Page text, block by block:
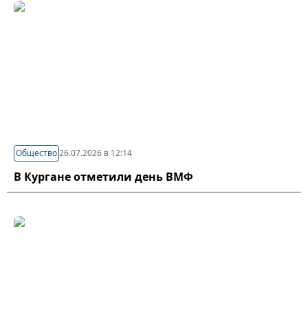
Общество26.07.2026 в 12:14
В Кургане отметили день ВМФ